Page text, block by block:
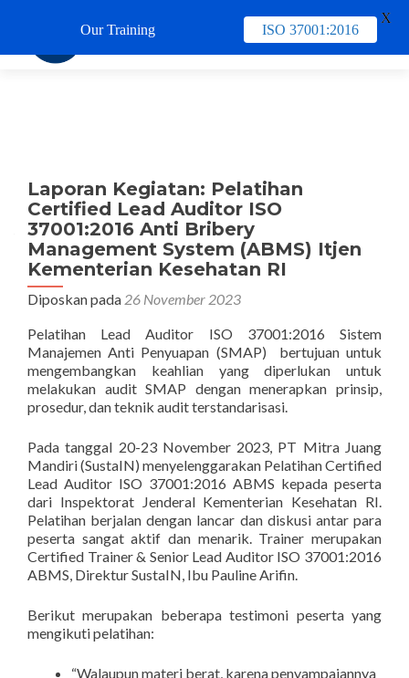
Laporan Kegiatan: Pelatihan
Certified Lead Auditor ISO
37001:2016 Anti Bribery
Management System (ABMS) Itjen
Kementerian Kesehatan RI
Diposkan pada 26 November 2023
Pelatihan Lead Auditor ISO 37001:2016 Sistem
Manajemen Anti Penyuapan (SMAP) bertujuan untuk
mengembangkan keahlian yang diperlukan untuk
melakukan audit SMAP dengan menerapkan prinsip,
prosedur, dan teknik audit terstandarisasi.
Pada tanggal 20-23 November 2023, PT Mitra Juang
Mandiri (SustaIN) menyelenggarakan Pelatihan Certified
Lead Auditor ISO 37001:2016 ABMS kepada peserta
dari Inspektorat Jenderal Kementerian Kesehatan RI.
Pelatihan berjalan dengan lancar dan diskusi antar para
peserta sangat aktif dan menarik. Trainer merupakan
Certified Trainer & Senior Lead Auditor ISO 37001:2016
ABMS, Direktur SustaIN, Ibu Pauline Arifin.
Berikut merupakan beberapa testimoni peserta yang
mengikuti pelatihan:
“Walaupun materi berat, karena penyampaiannya
Our Training ISO 37001:2016
X